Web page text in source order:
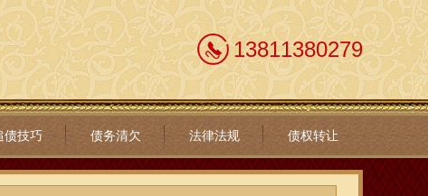
13811380279
债技巧 债务清欠 法律法规 债权转让